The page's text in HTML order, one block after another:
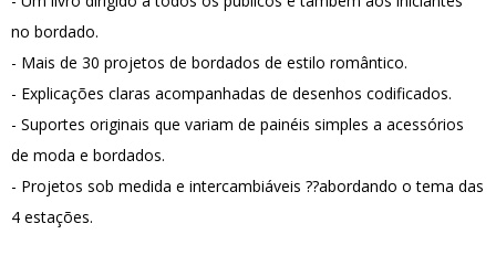
no bordado.
- Mais de 30 projetos de bordados de estilo romântico.
- Explicações claras acompanhadas de desenhos codificados.
- Suportes originais que variam de painéis simples a acessórios
de moda e bordados.
- Projetos sob medida e intercambiáveis ??abordando o tema das
4 estações.